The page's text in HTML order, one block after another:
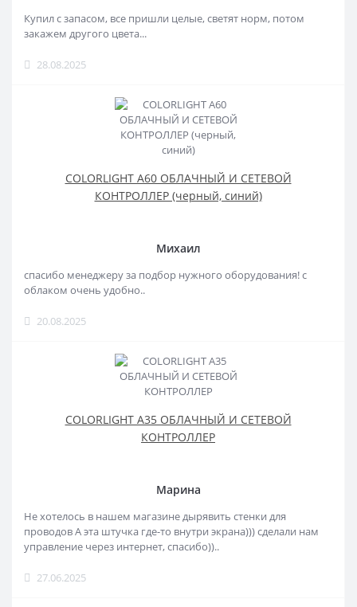
Купил с запасом, все пришли целые, светят норм, потом
закажем другого цвета...
28.08.2025
COLORLIGHT A60 ОБЛАЧНЫЙ И СЕТЕВОЙ
КОНТРОЛЛЕР (черный, синий)
Михаил
спасибо менеджеру за подбор нужного оборудования! с
облаком очень удобно..
20.08.2025
COLORLIGHT A35 ОБЛАЧНЫЙ И СЕТЕВОЙ
КОНТРОЛЛЕР
Марина
Не хотелось в нашем магазине дырявить стенки для
проводов А эта штучка где-то внутри экрана))) сделали нам
управление через интернет, спасибо))..
27.06.2025